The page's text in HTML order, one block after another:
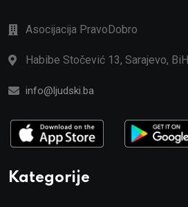
Asocijacija PravoDobro
Habibe Stočević 13, Sarajevo, BiH
info@ljudski.ba
Kategorije